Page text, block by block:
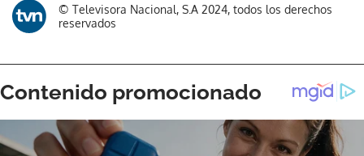
Gracias por suscribirte a nuestro boletín.
© Televisora Nacional, S.A 2024, todos los derechos
reservados